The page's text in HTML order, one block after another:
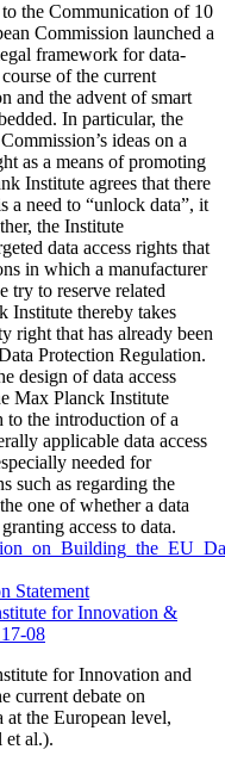
the Communication of 10
Commission launched a
framework for data-
of the current
and the advent of smart
In particular, the
ideas on a
as a means of promoting
Institute agrees that there
a need to “unlock data”, it
the Institute
data access rights that
in which a manufacturer
try to reserve related
Institute thereby takes
right that has already been
Protection Regulation.
design of data access
Max Planck Institute
to the introduction of a
applicable data access
needed for
such as regarding the
one of whether a data
access to data.
Statement
for Innovation &
08
for Innovation and
current debate on
at the European level,
et al.).